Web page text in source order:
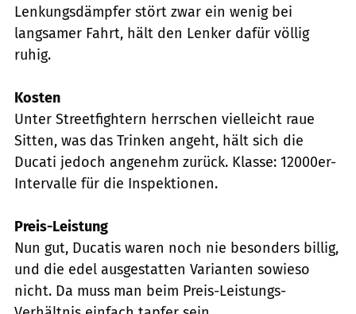
Lenkungsdämpfer stört zwar ein wenig bei
langsamer Fahrt, hält den Lenker dafür völlig
ruhig.
Kosten
Unter Streetfightern herrschen vielleicht raue
Sitten, was das Trinken angeht, hält sich die
Ducati jedoch angenehm zurück. Klasse: 12000er-
Intervalle für die Inspektionen.
Preis-Leistung
Nun gut, Ducatis waren noch nie besonders billig,
und die edel ausgestatten Varianten sowieso
nicht. Da muss man beim Preis-Leistungs-